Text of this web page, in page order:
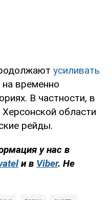
усиливать
на временно
В частности, в
области
рейды.
у нас в
и в Viber. Не